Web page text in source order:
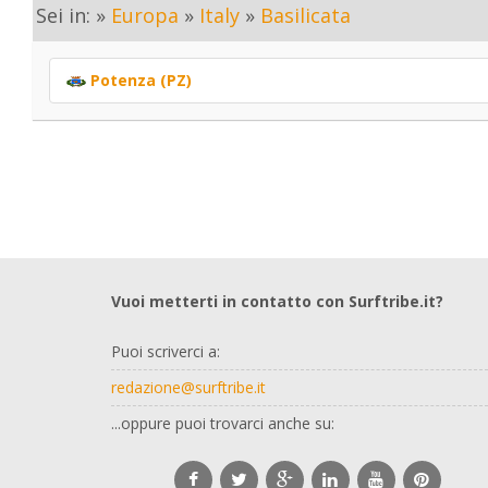
Sei in: » Europa » Italy » Basilicata
Potenza (PZ)
Vuoi metterti in contatto con Surftribe.it?
Puoi scriverci a:
redazione@surftribe.it
...oppure puoi trovarci anche su: